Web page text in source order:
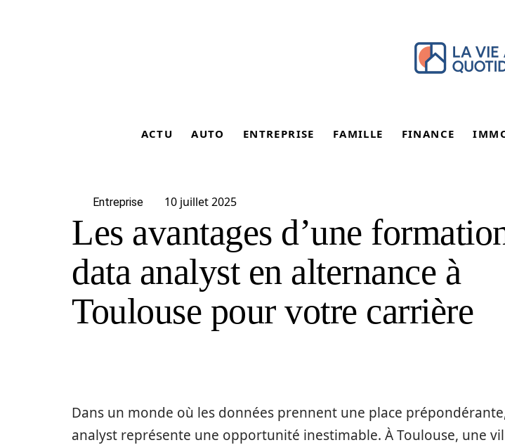
ACTU AUTO ENTREPRISE FAMILLE FINANCE
Entreprise 10 juillet 2025
Les avantages d’une
data analyst en alternance à
Toulouse pour votre carrière
Dans un monde où les données prennent une place
analyst représente une opportunité inestimable. À Toulouse, une